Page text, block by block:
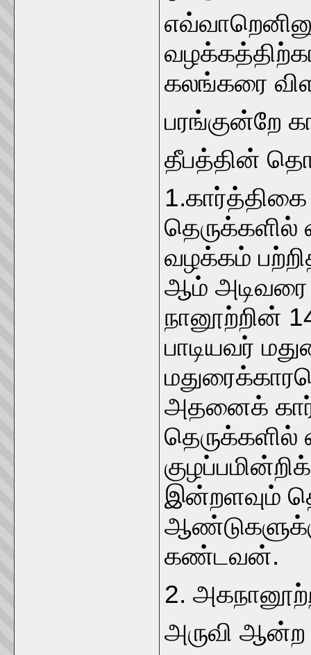
கலங்கரை
பரங்குன்றே
தீபத்தின்
1.கார்த்திகை
தெருக்களில்
வழக்கம்
ஆம் அடிவரை
நானூற்றின்
பாடியவர்
அதனைக்
தெருக்களில்
இன்றளவும்
கண்டவன்.
2.
அருவி ஆன்ற